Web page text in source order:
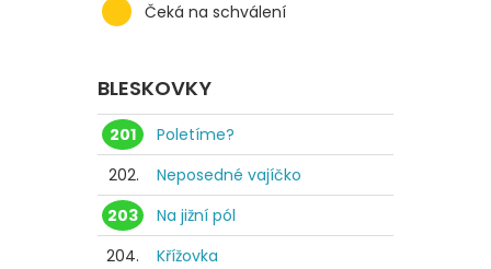
Čeká na schválení
BLESKOVKY
201
Poletíme?
202.
Neposedné vajíčko
203
Na jižní pól
204.
Křížovka